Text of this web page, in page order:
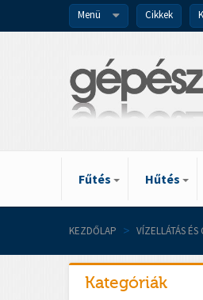
Menü Cikkek
Fűtés Hűtés
KEZDŐLAP > VÍZELLÁTÁS ÉS
Kategóriák